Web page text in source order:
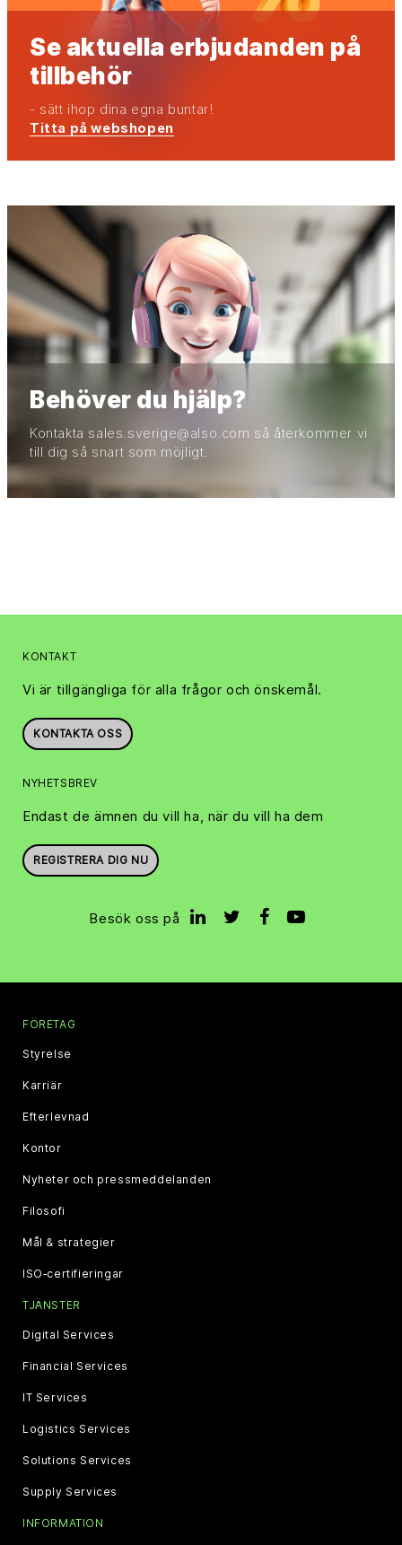
Se aktuella erbjudanden på
tillbehör
- sätt ihop dina egna buntar!
Titta på webshopen
Behöver du hjälp?
Kontakta sales.sverige@also.com så återkommer vi
till dig så snart som möjligt.
KONTAKT
Vi är tillgängliga för alla frågor och önskemål.
KONTAKTA OSS
NYHETSBREV
Endast de ämnen du vill ha, när du vill ha dem
REGISTRERA DIG NU
Besök oss på
FÖRETAG
Styrelse
Karriär
Efterlevnad
Kontor
Nyheter och pressmeddelanden
Filosofi
Mål & strategier
ISO‑certifieringar
TJÄNSTER
Digital Services
Financial Services
IT Services
Logistics Services
Solutions Services
Supply Services
INFORMATION